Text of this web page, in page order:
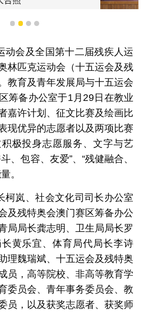
柯岚司长嘉许星级志愿者
1 2 3 4
动会及全国第十二届残疾人运
林匹克运动会（十五运会及残
教育及青年发展局与十五运会
筹备办公室于1月29日在教业
嘉许计划、征文比赛及绘画比
现优异的志愿者以及两项比赛
极投身志愿服务、文字与艺
、包容、友爱”、“残健融合、
。
柯岚、社会文化司司长办公室
及残特奥会澳门赛区筹备办公
局局长龚志明、卫生局局长罗
黄乐宜、体育局代局长李诗
理魏瑞斌、十五运会及残特奥
员，高等院校、非高等教育学
委员会、青年事务委员会、教
员，以及获奖志愿者、获奖师